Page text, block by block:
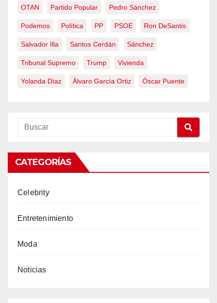
OTAN Partido Popular Pedro Sánchez
Podemos Política PP PSOE Ron DeSantis
Salvador Illa Santos Cerdán Sánchez
Tribunal Supremo Trump Vivienda
Yolanda Díaz Álvaro García Ortiz Óscar Puente
CATEGORÍAS
Celebrity
Entretenimiento
Moda
Noticias